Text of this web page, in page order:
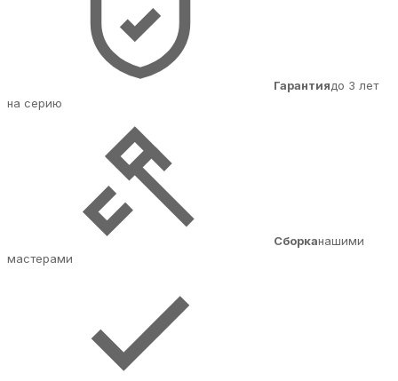
Гарантиядо 3 лет
на серию
Сборканашими
мастерами